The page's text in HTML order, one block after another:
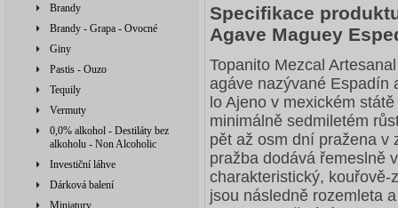
Brandy
Brandy - Grapa - Ovocné
Giny
Pastis - Ouzo
Tequily
Vermuty
0,0% alkohol - Destiláty bez
alkoholu - Non Alcoholic
Investiční láhve
Dárková balení
Miniatury
Specifikace
Agave Maguey
Topanito Mezcal
agáve nazývané Espadín
lo Ajeno v mexickém
minimálně sedmiletém
pět až osm dní pražena v
pražba dodává řemeslně
charakteristický,
jsou následně rozemleta